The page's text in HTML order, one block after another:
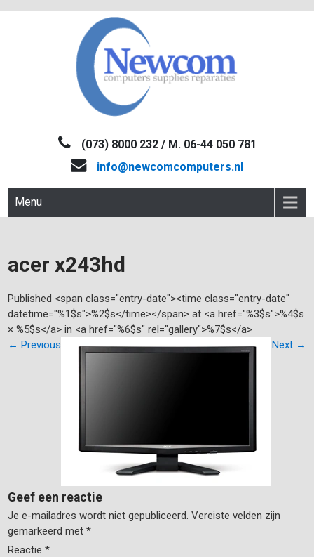
NEWCOM(073) 8000 232 / M. 06-44 050 781
info@newcomcomputers.nl
Menu
acer x243hd
Published <span class="entry-date"><time class="entry-date"
datetime="%1$s">%2$s</time></span> at <a href="%3$s">%4$s
× %5$s</a> in <a href="%6$s" rel="gallery">%7$s</a>
← Previous Next →
Geef een reactie
Je e-mailadres wordt niet gepubliceerd. Vereiste velden zijn
gemarkeerd met*
Reactie*